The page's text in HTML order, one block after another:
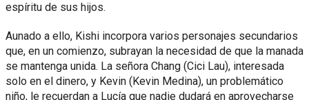
espíritu de sus hijos.
Aunado a ello, Kishi incorpora varios personajes secundarios
que, en un comienzo, subrayan la necesidad de que la manada
se mantenga unida. La señora Chang (Cici Lau), interesada
solo en el dinero, y Kevin (Kevin Medina), un problemático
niño, le recuerdan a Lucía que nadie dudará en aprovecharse